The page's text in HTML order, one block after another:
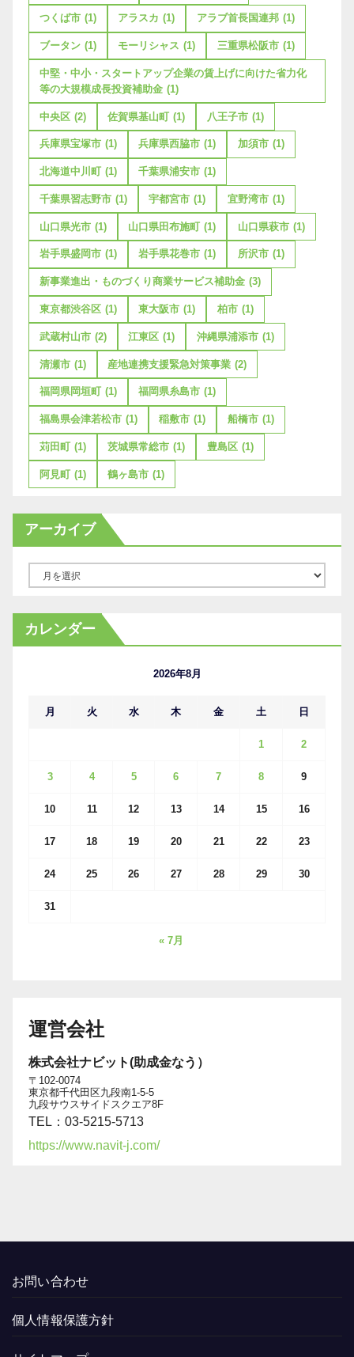
つくば市 (1) アラスカ (1) アラブ首長国連邦 (1)
ブータン (1) モーリシャス (1) 三重県松阪市 (1)
中堅・中小・スタートアップ企業の賃上げに向けた省力化
等の大規模成長投資補助金 (1)
中央区 (2) 佐賀県基山町 (1) 八王子市 (1)
兵庫県宝塚市 (1) 兵庫県西脇市 (1) 加須市 (1)
北海道中川町 (1) 千葉県浦安市 (1)
千葉県習志野市 (1) 宇都宮市 (1) 宜野湾市 (1)
山口県光市 (1) 山口県田布施町 (1) 山口県萩市 (1)
岩手県盛岡市 (1) 岩手県花巻市 (1) 所沢市 (1)
新事業進出・ものづくり商業サービス補助金 (3)
東京都渋谷区 (1) 東大阪市 (1) 柏市 (1)
武蔵村山市 (2) 江東区 (1) 沖縄県浦添市 (1)
清瀬市 (1) 産地連携支援緊急対策事業 (2)
福岡県岡垣町 (1) 福岡県糸島市 (1)
福島県会津若松市 (1) 稲敷市 (1) 船橋市 (1)
苅田町 (1) 茨城県常総市 (1) 豊島区 (1)
阿見町 (1) 鶴ヶ島市 (1)
アーカイブ
カ
イ
カレンダー
2026年8月
月 火 水 木 金 土 日
1 2
3 4 5 6 7 8 9
10 11 12 13 14 15 16
17 18 19 20 21 22 23
24 25 26 27 28 29 30
31
« 7月
運営会社
株式会社ナビット(助成金なう）
〒102-0074
東京都千代田区九段南1-5-5
九段サウスサイドスクエア8F
TEL：03-5215-5713
https://www.navit-j.com/
お問い合わせ
個人情報保護方針